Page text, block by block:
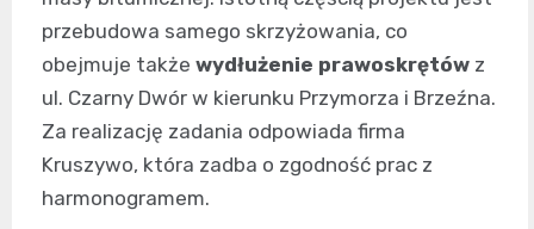
przebudowa samego skrzyżowania, co
obejmuje także wydłużenie prawoskrętów z
ul. Czarny Dwór w kierunku Przymorza i Brzeźna.
Za realizację zadania odpowiada firma
Kruszywo, która zadba o zgodność prac z
harmonogramem.